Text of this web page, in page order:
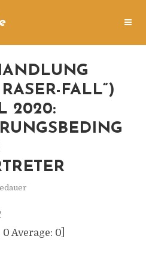
FALL“)
2020:
0 Average: 0]